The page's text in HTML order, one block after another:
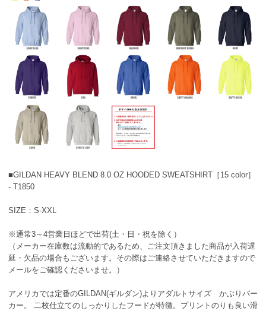
■GILDAN HEAVY BLEND 8.0 OZ HOODED SWEATSHIRT［15 color］
- T1850
SIZE：S-XXL
※通常3～4営業日ほどで出荷(土・日・祝を除く）
（メーカー在庫数は流動的であるため、ご注文頂きました商品が入荷遅
延・欠品の場合もございます。その際はご連絡させていただきますので
メールをご確認くださいませ。）
アメリカでは定番のGILDAN(ギルダン)よりアダルトサイズ かぶりパー
カー。 二枚仕立てのしっかりしたフードが特徴。プリントのりも良い滑